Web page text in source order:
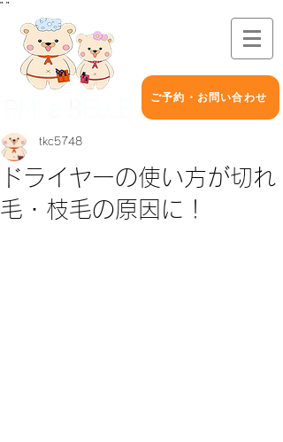
" "
ご予約・お問い合わせ
ドライヤーの使い方が切れ
毛・枝毛の原因に！
tkc5748